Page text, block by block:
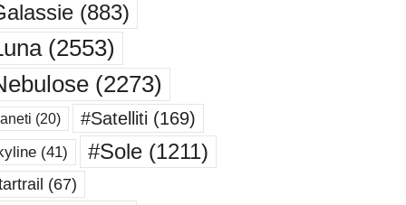
(883)
(2553)
(2273)
(20) #Satelliti (169)
(41) #Sole(1211)
(67)